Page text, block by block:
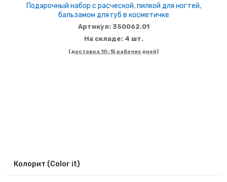
Колорит (Color it)
Подарочный набор с расческой, пилкой для ногтей,
бальзамом для губ в косметичке
Артикул: 350062.01
На складе: 4 шт.
(доставка 10-15 рабочих дней)